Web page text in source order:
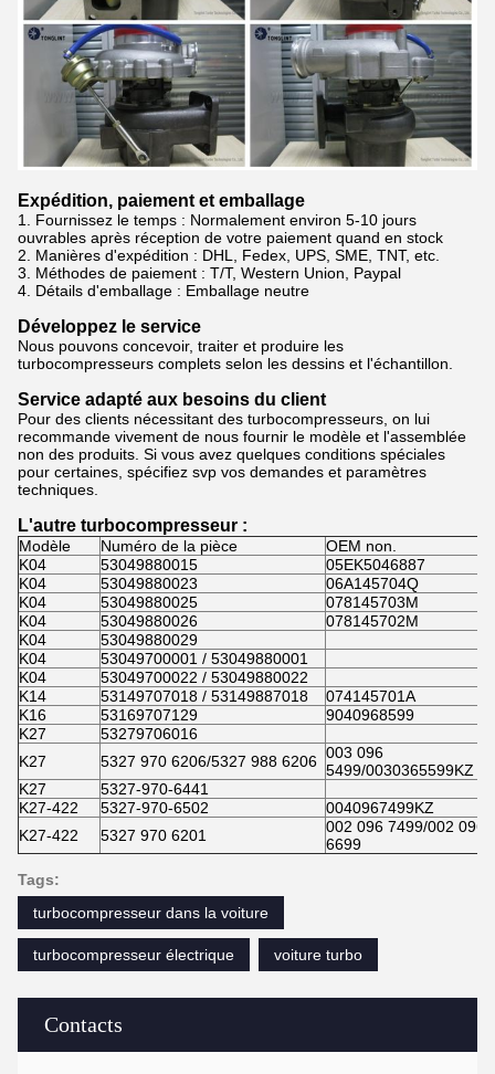
Contacts
Expédition, paiement et emballage
1. Fournissez le temps : Normalement environ 5-10 jours
ouvrables après réception de votre paiement quand en stock
2. Manières d'expédition : DHL, Fedex, UPS, SME, TNT, etc.
3. Méthodes de paiement : T/T, Western Union, Paypal
4. Détails d'emballage : Emballage neutre
Développez le service
Nous pouvons concevoir, traiter et produire les
turbocompresseurs complets selon les dessins et l'échantillon.
Service adapté aux besoins du client
Pour des clients nécessitant des turbocompresseurs, on lui
recommande vivement de nous fournir le modèle et l'assemblée
non des produits. Si vous avez quelques conditions spéciales
pour certaines, spécifiez svp vos demandes et paramètres
techniques.
L'autre turbocompresseur :
Modèle Numéro de la pièce OEM non.
K04
53049880015 05EK5046887
K04
53049880023 06A145704Q
K04
53049880025 078145703M
K04
53049880026 078145702M
K04
53049880029
K04
53049700001 / 53049880001
K04
53049700022 / 53049880022
K14
53149707018 / 53149887018 074145701A
K16
53169707129
9040968599
K27
53279706016
K27
5327 970 6206/5327 988 6206 003 096
5499/0030365599KZ
K27
5327-970-6441
K27-422
5327-970-6502 0040967499KZ
K27-422
5327 970 6201
002 096 7499/002 096
6699
Tags:
turbocompresseur dans la voiture
turbocompresseur électrique voiture turbo